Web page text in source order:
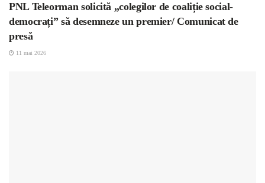
PNL Teleorman solicită „colegilor de coaliție social-
democrați” să desemneze un premier/ Comunicat de
presă
11 mai 2026